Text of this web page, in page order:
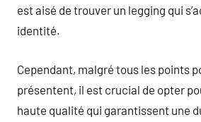
est aisé de trouver un legging qui
identité.
Cependant, malgré tous les points
présentent, il est crucial de opter
haute qualité qui garantissent une